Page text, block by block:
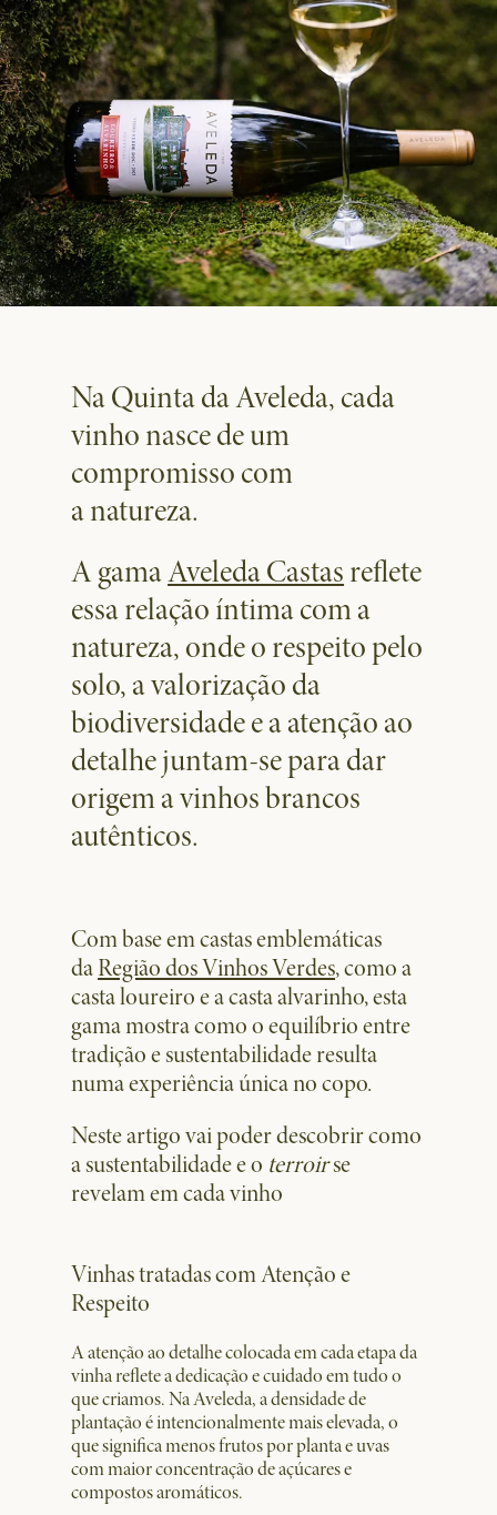
Na Quinta da Aveleda, cada
vinho nasce de um
compromisso com
a natureza.
A gamaAveleda Castasreflete
essa relação íntima com a
natureza, onde o respeito pelo
solo, a valorização da
biodiversidade e a atenção ao
detalhe juntam-se para dar
origem a vinhos brancos
autênticos.
Com base em castas emblemáticas
daRegião dos Vinhos Verdes, como a
casta loureiro e a casta alvarinho, esta
gama mostra como o equilíbrio entre
tradição e sustentabilidade resulta
numa experiência única no copo.
Neste artigo vai poder descobrir como
a sustentabilidade e o terroirse
revelam em cada vinho
Vinhas tratadas com Atenção e
Respeito
A atenção ao detalhe colocada em cada etapa da
vinha reflete a dedicação e cuidado em tudo o
que criamos. Na Aveleda, a densidade de
plantação é intencionalmente mais elevada, o
que significa menos frutos por planta e uvas
com maior concentração de açúcares e
compostos aromáticos.